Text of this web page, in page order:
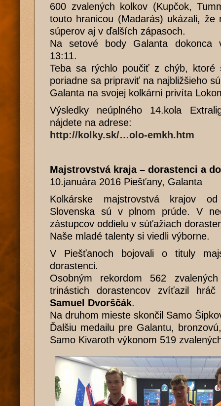
600 zvalených kolkov (Kupčok,
touto hranicou (Madarás) ukázali, že
súperov aj v ďalších zápasoch.
Na setové body Galanta dokonca
13:11.
Teba sa rýchlo poučiť z chýb, ktoré
poriadne sa pripraviť na najbližšieho
Galanta na svojej kolkárni privíta
Výsledky neúplného 14.kola
nájdete na adrese:
http://kolky.sk/…olo-emkh.htm
Majstrovstvá kraja – dorastenci a
10.januára 2016 Piešťany, Galanta
Kolkárske majstrovstvá krajov
Slovenska sú v plnom prúde. V
zástupcov oddielu v súťažiach
Naše mladé talenty si viedli výborne.
V Piešťanoch bojovali o tituly
dorastenci.
Osobným rekordom 562
trinástich dorastencov zvíťazil
Samuel Dvorščák.
Na druhom mieste skončil Samo
Ďalšiu medailu pre Galantu,
Samo Kivaroth výkonom 519